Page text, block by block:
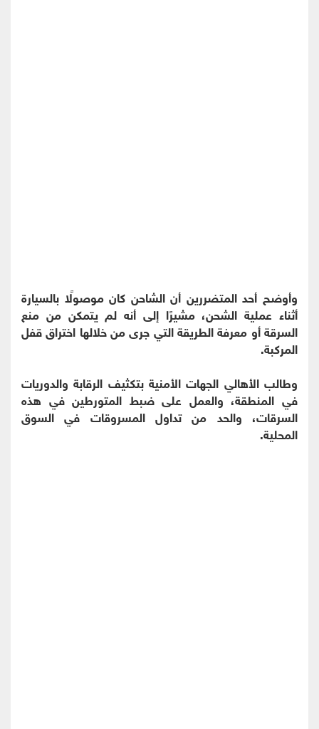
وأوضح أحد المتضررين أن الشاحن كان موصولًا بالسيارة
أثناء عملية الشحن، مشيرًا إلى أنه لم يتمكن من منع
السرقة أو معرفة الطريقة التي جرى من خلالها اختراق قفل
المركبة.
وطالب الأهالي الجهات الأمنية بتكثيف الرقابة والدوريات
في المنطقة، والعمل على ضبط المتورطين في هذه
السرقات، والحد من تداول المسروقات في السوق
المحلية.